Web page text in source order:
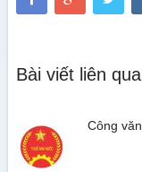
Bài viết liên
Công